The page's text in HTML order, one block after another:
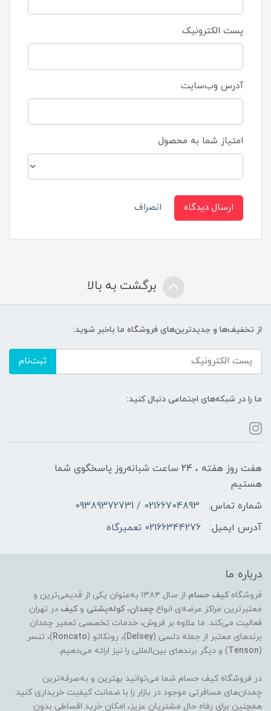
پست الکترونیک
آدرس وب‌سایت
امتیاز شما به محصول
ارسال دیدگاه انصراف
برگشت به بالا
از تخفیف‌ها و جدیدترین‌های فروشگاه ما باخبر شوید:
ثبت‌نام
ما را در شبکه‌های اجتماعی دنبال کنید:
هفت روز هفته ، ۲۴ ساعت شبانه‌روز پاسخگوی شما
هستیم
شماره تماس:
02166704893 / 09389372731
آدرس ایمیل:
02166344276 تعمیرگاه
درباره ما
فروشگاه کیف حسام
از سال ۱۳۸۴ به‌عنوان یکی از قدیمی‌ترین و
معتبرترین مراکز عرضه‌ی انواع چمدان، کوله‌پشتی و کیف در تهران
فعالیت می‌کند. ما علاوه بر فروش، خدمات تخصصی تعمیر چمدان
برندهای معتبر از جمله دلسی (Delsey)، رونکاتو (Roncato)، تنسر
(
Tenson) و دیگر برندهای بین‌المللی را نیز ارائه می‌دهیم.
در فروشگاه کیف حسام شما می‌توانید بهترین و به‌صرفه‌ترین
چمدان‌های مسافرتی موجود در بازار را با ضمانت کیفیت خریداری کنید.
همچنین برای رفاه حال مشتریان عزیز، امکان خرید اقساطی بدون